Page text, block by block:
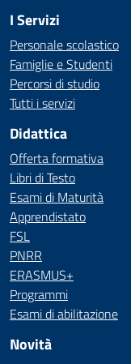
I Servizi
Personale scolastico
Famiglie e Studenti
Percorsi di studio
Tutti i servizi
Didattica
Offerta formativa
Libri di Testo
Esami di Maturità
Apprendistato
FSL
PNRR
ERASMUS+
Programmi
Esami di abilitazione
Novità